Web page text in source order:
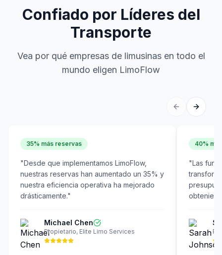
Confiado por Líderes del
Transporte
Vea por qué empresas de limusinas en todo el
mundo eligen LimoFlow
35% más reservas
"Desde que implementamos LimoFlow,
nuestras reservas han aumentado un 35% y
nuestra eficiencia operativa ha mejorado
drásticamente."
Michael Chen
Propietario, Elite Limo Services
40%
"Las